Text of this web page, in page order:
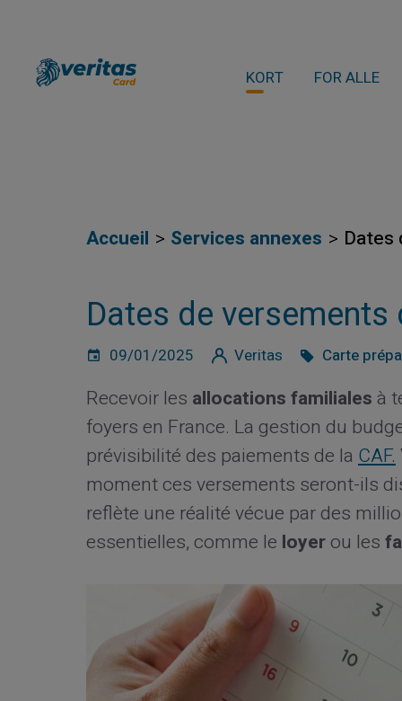
KORT FOR ALLE
Accueil Services annexes Dates
Dates de versements
09/01/2025 Veritas Carte
Recevoir les allocations familiales à
foyers en France. La gestion du
prévisibilité des paiements de la CAF.
moment ces versements seront-ils
reflète une réalité vécue par des
essentielles, comme le loyerou les